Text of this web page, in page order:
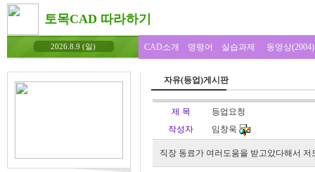
토목CAD 따라하기
2026.8.9 (일) CAD소개 명령어 실습과제 동영상(2004)
자유(등업)게시판
제 목
등업요청
작성자
임창욱
직장 동료가 여러도움을 받고았다해서 저